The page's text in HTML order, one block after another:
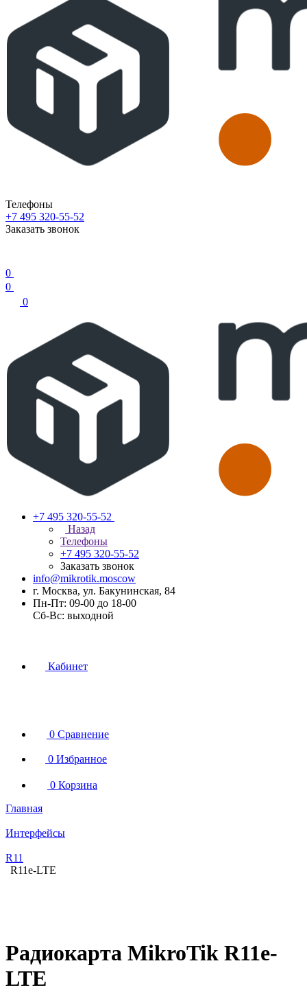
Телефоны
+7 495 320-55-52
Заказать звонок
0
0
0
+7 495 320-55-52
Назад
Телефоны
+7 495 320-55-52
Заказать звонок
info@mikrotik.moscow
г. Москва, ул. Бакунинская, 84
Пн-Пт: 09-00 до 18-00
Сб-Вс: выходной
Кабинет
0 Сравнение
0 Избранное
0 Корзина
Главная
Интерфейсы
R11
R11e-LTE
Радиокарта MikroTik R11e-
LTE